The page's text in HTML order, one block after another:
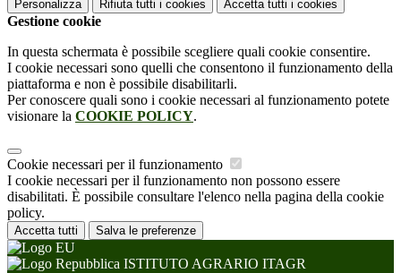
Personalizza Rifiuta tutti i cookies Accetta tutti i cookies
Gestione cookie
In questa schermata è possibile scegliere quali cookie consentire.
I cookie necessari sono quelli che consentono il funzionamento della
piattaforma e non è possibile disabilitarli.
Per conoscere quali sono i cookie necessari al funzionamento potete
visionare la COOKIE POLICY.
Cookie necessari per il funzionamento
I cookie necessari per il funzionamento non possono essere
disabilitati. È possibile consultare l'elenco nella pagina della cookie
policy.
Accetta tutti Salva le preferenze
ISTITUTO AGRARIO ITAGR